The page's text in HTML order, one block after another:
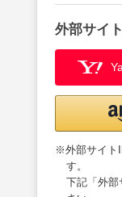
外部サイ
※外部サイト
す。
下記「外部